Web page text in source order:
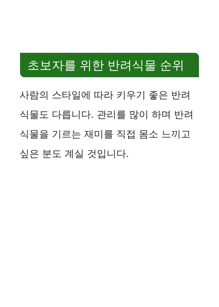
초보자를 위한 반려식물 순위
사람의 스타일에 따라 키우기 좋은 반려
식물도 다릅니다. 관리를 많이 하며 반려
식물을 기르는 재미를 직접 몸소 느끼고
싶은 분도 계실 것입니다.